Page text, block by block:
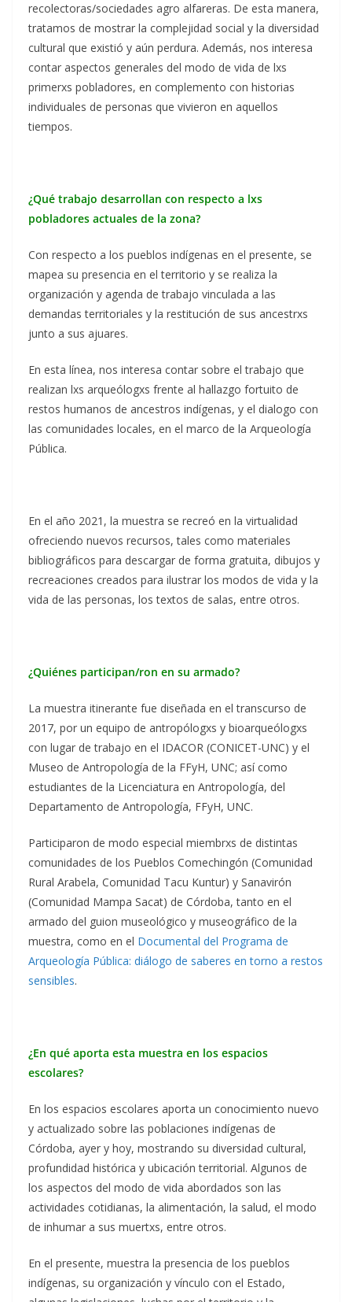
recolectoras/sociedades agro alfareras. De esta manera,
tratamos de mostrar la complejidad social y la diversidad
cultural que existió y aún perdura. Además, nos interesa
contar aspectos generales del modo de vida de lxs
primerxs pobladores, en complemento con historias
individuales de personas que vivieron en aquellos
tiempos.
¿Qué trabajo desarrollan con respecto a lxs
pobladores actuales de la zona?
Con respecto a los pueblos indígenas en el presente, se
mapea su presencia en el territorio y se realiza la
organización y agenda de trabajo vinculada a las
demandas territoriales y la restitución de sus ancestrxs
junto a sus ajuares.
En esta línea, nos interesa contar sobre el trabajo que
realizan lxs arqueólogxs frente al hallazgo fortuito de
restos humanos de ancestros indígenas, y el dialogo con
las comunidades locales, en el marco de la Arqueología
Pública.
En el año 2021, la muestra se recreó en la virtualidad
ofreciendo nuevos recursos, tales como materiales
bibliográficos para descargar de forma gratuita, dibujos y
recreaciones creados para ilustrar los modos de vida y la
vida de las personas, los textos de salas, entre otros.
¿Quiénes participan/ron en su armado?
La muestra itinerante fue diseñada en el transcurso de
2017, por un equipo de antropólogxs y bioarqueólogxs
con lugar de trabajo en el IDACOR (CONICET-UNC) y el
Museo de Antropología de la FFyH, UNC; así como
estudiantes de la Licenciatura en Antropología, del
Departamento de Antropología, FFyH, UNC.
Participaron de modo especial miembrxs de distintas
comunidades de los Pueblos Comechingón (Comunidad
Rural Arabela, Comunidad Tacu Kuntur) y Sanavirón
(Comunidad Mampa Sacat) de Córdoba, tanto en el
armado del guion museológico y museográfico de la
muestra, como en el Documental del Programa de
Arqueología Pública: diálogo de saberes en torno a restos
sensibles.
¿En qué aporta esta muestra en los espacios
escolares?
En los espacios escolares aporta un conocimiento nuevo
y actualizado sobre las poblaciones indígenas de
Córdoba, ayer y hoy, mostrando su diversidad cultural,
profundidad histórica y ubicación territorial. Algunos de
los aspectos del modo de vida abordados son las
actividades cotidianas, la alimentación, la salud, el modo
de inhumar a sus muertxs, entre otros.
En el presente, muestra la presencia de los pueblos
indígenas, su organización y vínculo con el Estado,